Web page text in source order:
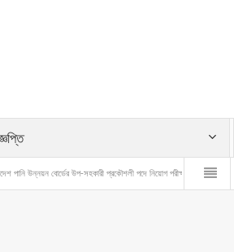
উন্নয়ন বোর্ডের উপ-সহকারী প্রকৌশলী পদে নিয়োগ পরীক্ষার প্রশ্ন ও সমাধান –